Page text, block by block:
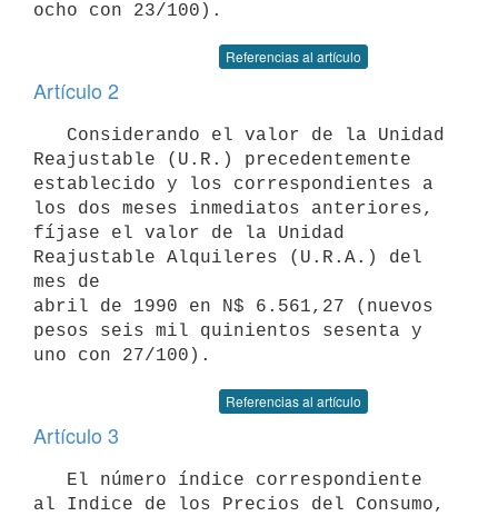
Referencias al artículo
Artículo 2
Reajustable (U.R.) precedentemente
establecido y los correspondientes a
los dos meses inmediatos anteriores,
fíjase el valor de la Unidad
Reajustable Alquileres (U.R.A.) del
mes de
abril de 1990 en N$ 6.561,27 (nuevos
pesos seis mil quinientos sesenta y
Referencias al artículo
Artículo 3
al Indice de los Precios del Consumo,